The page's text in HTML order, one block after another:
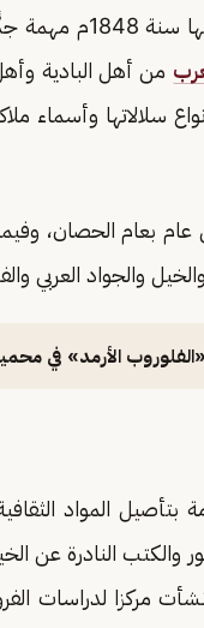
علمي من قبل عباس
من أهل البادية
سلالاتها وأسماء
11 يوليو من كل عام بعام
والجواد العربي
الأرمد» في
بتأصيل المواد
والكتب النادرة عن